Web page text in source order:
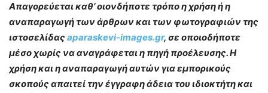
Απαγορεύεται καθ’ οιονδήποτε τρόπο η χρήση ή η
αναπαραγωγή των άρθρων και των φωτογραφιών της
ιστοσελίδας aparaskevi-images.gr, σε οποιοδήποτε
μέσο χωρίς να αναγράφεται η πηγή προέλευσης. Η
χρήση και η αναπαραγωγή αυτών για εμπορικούς
σκοπούς απαιτεί την έγγραφη άδεια του ιδιοκτήτη και